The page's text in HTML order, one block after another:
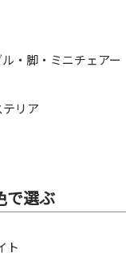
・脚・ミニチェアー
リア
で選ぶ
ト